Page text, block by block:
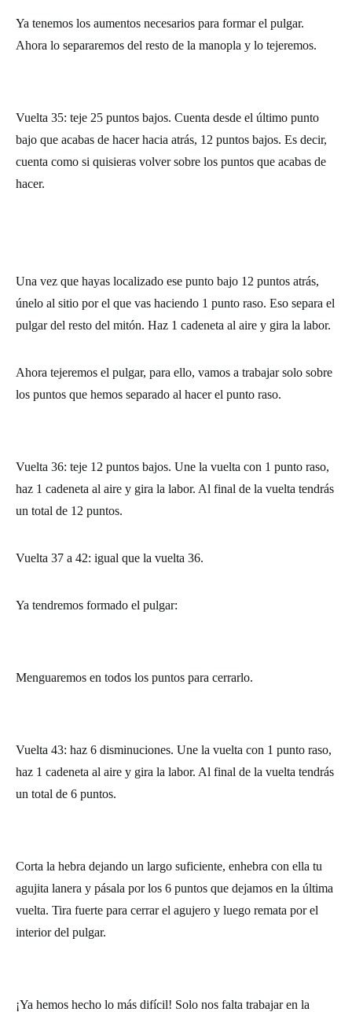
Ya tenemos los aumentos necesarios para formar el pulgar.
Ahora lo separaremos del resto de la manopla y lo tejeremos.
Vuelta 35: teje 25 puntos bajos. Cuenta desde el último punto
bajo que acabas de hacer hacia atrás, 12 puntos bajos. Es decir,
cuenta como si quisieras volver sobre los puntos que acabas de
hacer.
Una vez que hayas localizado ese punto bajo 12 puntos atrás,
únelo al sitio por el que vas haciendo 1 punto raso. Eso separa el
pulgar del resto del mitón. Haz 1 cadeneta al aire y gira la labor.
Ahora tejeremos el pulgar, para ello, vamos a trabajar solo sobre
los puntos que hemos separado al hacer el punto raso.
Vuelta 36: teje 12 puntos bajos. Une la vuelta con 1 punto raso,
haz 1 cadeneta al aire y gira la labor. Al final de la vuelta tendrás
un total de 12 puntos.
Vuelta 37 a 42: igual que la vuelta 36.
Ya tendremos formado el pulgar:
Menguaremos en todos los puntos para cerrarlo.
Vuelta 43: haz 6 disminuciones. Une la vuelta con 1 punto raso,
haz 1 cadeneta al aire y gira la labor. Al final de la vuelta tendrás
un total de 6 puntos.
Corta la hebra dejando un largo suficiente, enhebra con ella tu
agujita lanera y pásala por los 6 puntos que dejamos en la última
vuelta. Tira fuerte para cerrar el agujero y luego remata por el
interior del pulgar.
¡Ya hemos hecho lo más difícil! Solo nos falta trabajar en la